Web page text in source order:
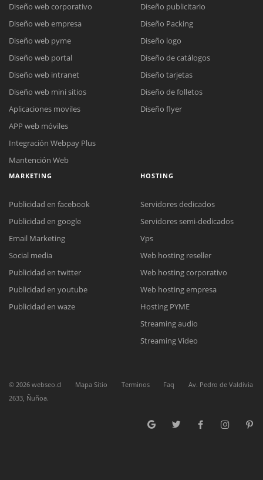
Reunión online
Nuestros ejecutivos le enviarán un correo electrónico con el enlace a
Meet para la reunión online.
Cotización
Complete el formulario y nos contactaremos a la brevedad.
Chat Online
para enviarnos un correo electrónico con sus datos personales.
Diseño web corporativo
Diseño web empresa
Diseño web pyme
Diseño web portal
Diseño web intranet
Diseño web mini sitios
Aplicaciones moviles
APP web móviles
Integración Webpay Plus
Mantención Web
Diseño publicitario
Diseño Packing
Diseño logo
Diseño de catálogos
Diseño tarjetas
Diseño de folletos
Diseño flyer
MARKETING
Publicidad en facebook
Publicidad en google
Email Marketing
Social media
Publicidad en twitter
Publicidad en youtube
Publicidad en waze
HOSTING
Servidores dedicados
Servidores semi-dedicados
Vps
Web hosting reseller
Web hosting corporativo
Web hosting empresa
Hosting PYME
Streaming audio
Streaming Video
© 2026 webseo.cl Mapa Sitio Terminos Faq
Av. Pedro de Valdivia
2633, Ñuñoa.